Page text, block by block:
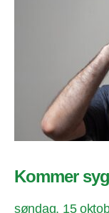
Kommer
søndag, 15